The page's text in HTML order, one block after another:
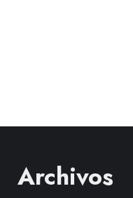
Archivos